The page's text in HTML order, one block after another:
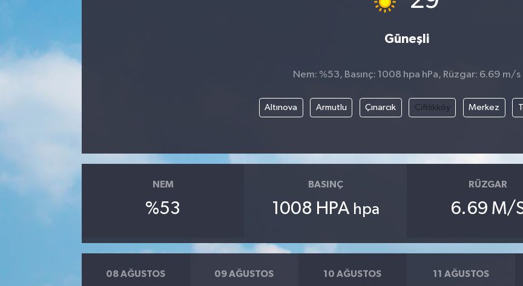
Güneşli
Nem: %53, Basınç: 1008 hpa hPa, Rüzgar: 6.69 m/s
Altınova Armutlu Çınarcık Çiftlikköy Merkez
NEM
%53
BASINÇ
1008 HPA hpa
RÜZGAR
6.69 M/
08 AĞUSTOS 09 AĞUSTOS 10 AĞUSTOS 11 AĞUSTOS
Sağlık